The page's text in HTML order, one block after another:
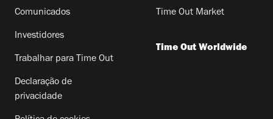
Comunicados
Investidores
Trabalhar para Time Out
Declaração de
privacidade
Time Out Market
Time Out Worldwide